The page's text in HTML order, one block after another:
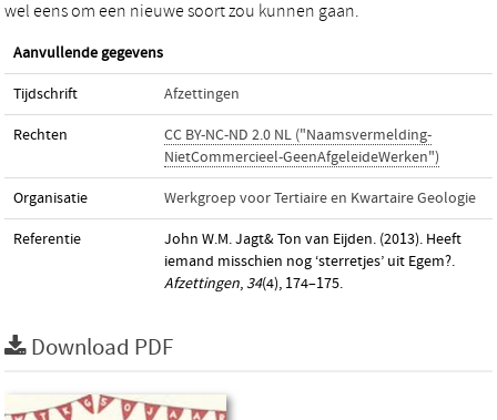
wel eens om een nieuwe soort zou kunnen gaan.
Aanvullende gegevens
Tijdschrift Afzettingen
Rechten
CC BY-NC-ND 2.0 NL ("Naamsvermelding-
NietCommercieel-GeenAfgeleideWerken")
Organisatie Werkgroep voor Tertiaire en Kwartaire Geologie
Referentie
John W.M. Jagt& Ton van Eijden. (2013). Heeft
iemand misschien nog ‘sterretjes’ uit Egem?.
Afzettingen, 34(4), 174–175.
Download PDF